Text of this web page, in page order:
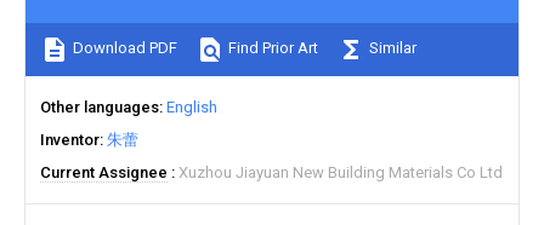
Download PDF Find Prior Art Similar
Other languages English
Inventor 朱蕾
Current Assignee
Xuzhou Jiayuan New Building Materials Co Ltd